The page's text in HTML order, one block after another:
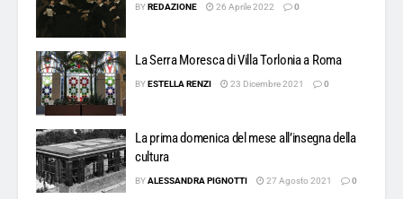
BYREDAZIONE 26 Aprile 2022 0
La Serra Moresca di Villa Torlonia a Roma
BYESTELLA RENZI 23 Dicembre 2021 0
La prima domenica del mese all’insegna della
cultura
BYALESSANDRA PIGNOTTI 27 Agosto 2021 0